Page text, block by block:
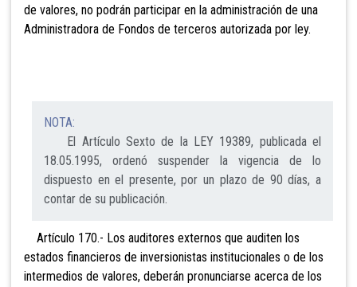
de valores, no podrán participar en la administración de una
Administradora de Fondos de terceros autorizada por ley.
NOTA:
El Artículo Sexto de la LEY 19389, publicada el
18.05.1995, ordenó suspender la vigencia de lo
dispuesto en el presente, por un plazo de 90 días, a
contar de su publicación.
Artículo 170.- Los auditores externos que auditen los
estados financieros de inversionistas institucionales o de los
intermedios de valores, deberán pronunciarse acerca de los